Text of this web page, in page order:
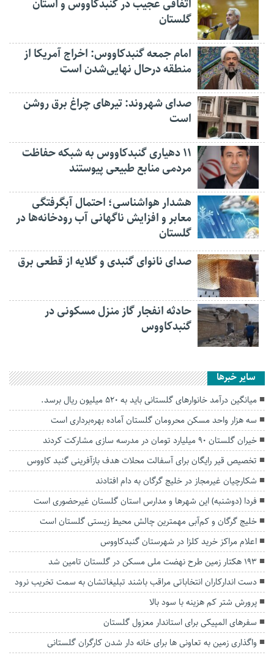
اتفاقی عجیب در‌ گنبدکاووس و استان
گلستان
امام جمعه گنبدکاووس: اخراج آمریکا از
منطقه درحال نهایی‌شدن است
صدای شهروند: تیرهای چراغ برق روشن
است
۱۱ دهیاری گنبدکاووس به شبکه حفاظت
مردمی منابع طبیعی پیوستند
هشدار هواشناسی؛ احتمال آبگرفتگی
معابر و افزایش ناگهانی آب رودخانه‌ها در
گلستان
صدای نانوای گنبدی و گلایه از قطعی برق
حادثه انفجار گاز منزل مسکونی در
گنبدکاووس
سایر خبرها
میانگین درآمد خانوارهای گلستانی باید به ۵۲۰ میلیون ریال برسد.
سه هزار واحد مسکن محرومان گلستان آماده بهره‌برداری است
خیران گلستان ۹۰ میلیارد تومان در مدرسه سازی مشارکت کردند
تخصیص قیر رایگان برای آسفالت محلات هدف بازآفرینی گنبد کاووس
شکارچیان غیرمجاز در خلیج گرگان به دام افتادند
فردا (دوشنبه) این شهرها و مدارس استان گلستان غیرحضوری است
خلیج گرگان و کم‌آبی مهمترین چالش‌ محیط زیستی گلستان است
اعلام مراکز خرید کلزا در شهرستان گنبدکاووس
۱۹۳ هکتار زمین طرح نهضت ملی مسکن در گلستان تامین شد
دست اندارکاران انتخاباتی مراقب باشند تبلیغاتشان به سمت تخریب نرود
پرورش شتر کم هزینه با سود بالا
سفرهای المپیکی برای استاندار معزول گلستان
واگذاری زمین به تعاونی ها برای خانه دار شدن کارگران گلستانی